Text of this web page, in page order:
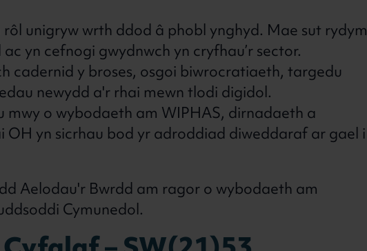
unigryw wrth ddod â phobl ynghyd. Mae sut rydym
yn cefnogi gwydnwch yn cryfhau’r sector.
cadernid y broses, osgoi biwrocratiaeth, targedu
newydd a'r rhai mewn tlodi digidol.
mwy o wybodaeth am WIPHAS, dirnadaeth a
OH yn sicrhau bod yr adroddiad diweddaraf ar gael i
Aelodau'r Bwrdd am ragor o wybodaeth am
Cymunedol.